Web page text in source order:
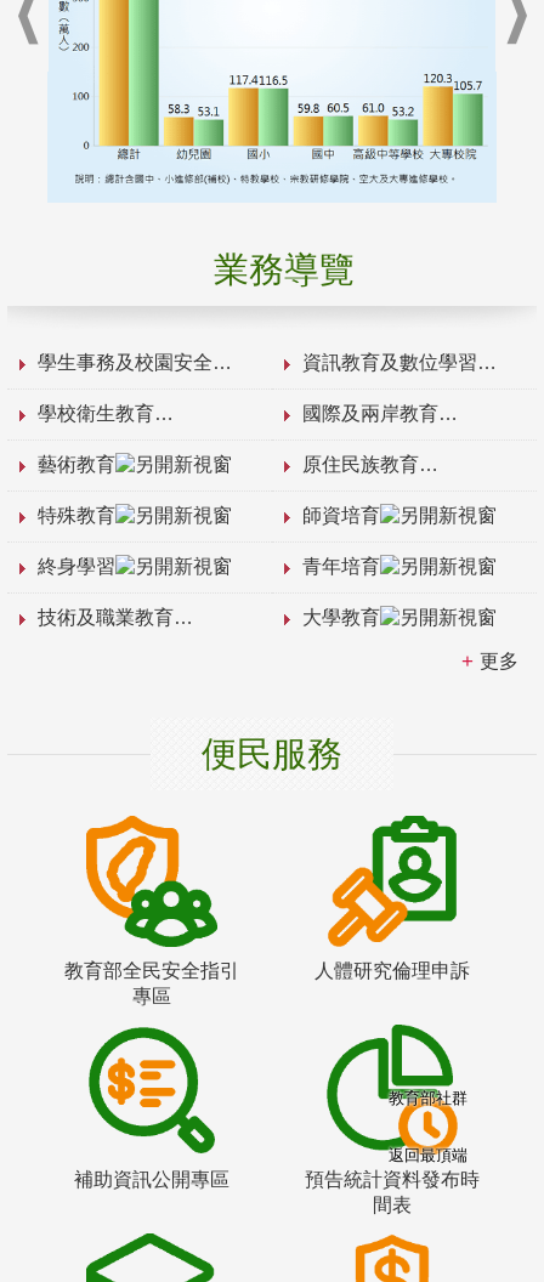
業務導覽
學生事務及校園安全 資訊教育及數位學習
學校衛生教育 國際及兩岸教育
藝術教育 原住民族教育
特殊教育 師資培育
終身學習 青年培育
技術及職業教育 大學教育
更多
便民服務
教育部全民安全指引
專區
人體研究倫理申訴
補助資訊公開專區
預告統計資料發布時
間表
教育部社群
返回最頂端